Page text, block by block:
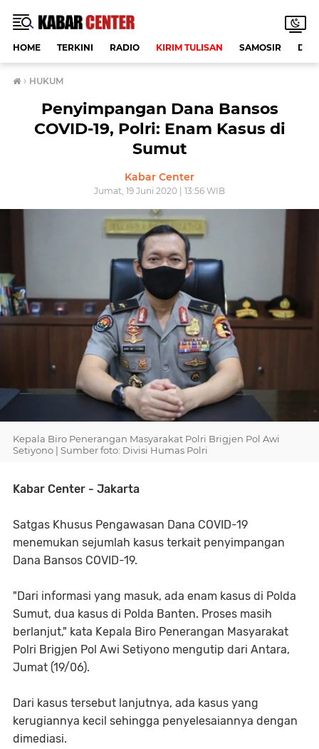
HOME TERKINI RADIO KIRIM TULISAN SAMOSIR
› HUKUM
Penyimpangan Dana Bansos
COVID-19, Polri: Enam Kasus di
Sumut
Kabar Center
Jumat, 19 Juni 2020 | 13:56 WIB
Kepala Biro Penerangan Masyarakat Polri Brigjen Pol Awi
Setiyono | Sumber foto: Divisi Humas Polri
Kabar Center - Jakarta
Satgas Khusus Pengawasan Dana COVID-19
menemukan sejumlah kasus terkait penyimpangan
Dana Bansos COVID-19.
"Dari informasi yang masuk, ada enam kasus di Polda
Sumut, dua kasus di Polda Banten. Proses masih
berlanjut," kata Kepala Biro Penerangan Masyarakat
Polri Brigjen Pol Awi Setiyono mengutip dari Antara,
Jumat (19/06).
Dari kasus tersebut lanjutnya, ada kasus yang
kerugiannya kecil sehingga penyelesaiannya dengan
dimediasi.